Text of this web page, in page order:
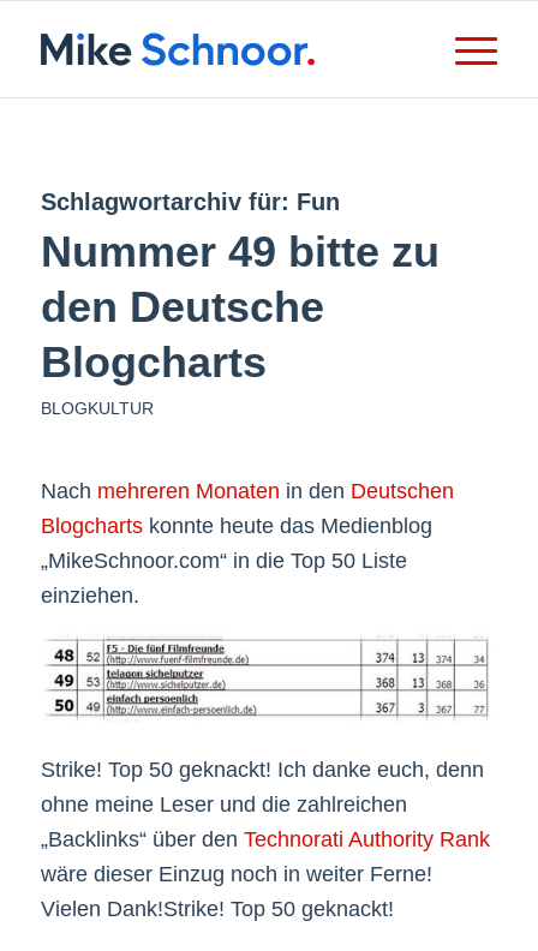
Schlagwortarchiv für: Fun
Nummer 49 bitte zu
den Deutsche
Blogcharts
BLOGKULTUR
Nach mehreren Monaten in den Deutschen
Blogchartskonnte heute das Medienblog
„MikeSchnoor.com“ in die Top 50 Liste
einziehen.
Strike! Top 50 geknackt! Ich danke euch, denn
ohne meine Leser und die zahlreichen
„Backlinks“ über den Technorati Authority Rank
wäre dieser Einzug noch in weiter Ferne!
Vielen Dank!Strike! Top 50 geknackt!